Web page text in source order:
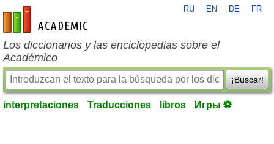
es-academic.com
RU EN DE FR
Los diccionarios y las enciclopedias sobre el
Académico
¡Buscar!
interpretaciones Traducciones libros Игры ⚽